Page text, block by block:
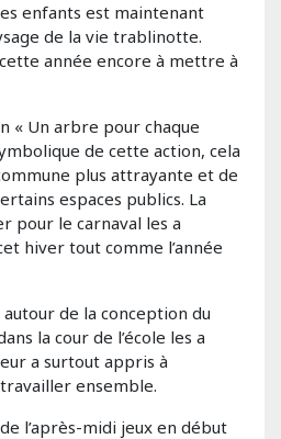
enfants est maintenant
de la vie trablinotte.
année encore à mettre à
« Un arbre pour chaque
de cette action, cela
plus attrayante et de
espaces publics. La
pour le carnaval les a
hiver tout comme l’année
de la conception du
la cour de l’école les a
a surtout appris à
ensemble.
l’après-midi jeux en début